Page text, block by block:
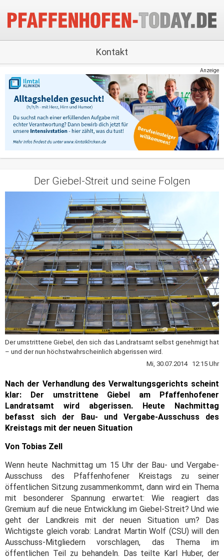
Kontakt
Anzeige
Der Giebel-Streit und seine Folgen
Der umstrittene Giebel, den sich das Landratsamt selbst genehmigt hat
– und der nun höchstwahrscheinlich abgerissen wird.
Mi, 30.07.2014 12:15 Uhr
Nach der Verhandlung des Verwaltungsgerichts scheint
klar: Der umstrittene Giebel am Pfaffenhofener
Landratsamt wird abgerissen. Heute Nachmittag
befasst sich der Bau- und Vergabe-Ausschuss des
Kreistags mit der neuen Situation
Von Tobias Zell
Wenn heute Nachmittag um 15 Uhr der Bau- und Vergabe-
Ausschuss des Pfaffenhofener Kreistags zu seiner
öffentlichen Sitzung zusammenkommt, dann wird ein Thema
mit besonderer Spannung erwartet: Wie reagiert das
Gremium auf die neue Entwicklung im Giebel-Streit? Und wie
geht der Landkreis mit der neuen Situation um? Das
Wichtigste gleich vorab: Landrat Martin Wolf (CSU) will den
Ausschuss-Mitgliedern vorschlagen, das Thema im
öffentlichen Teil zu behandeln. Das teilte Karl Huber, der